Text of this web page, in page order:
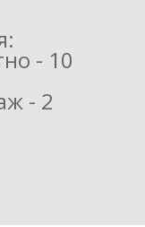
- 10
- 2